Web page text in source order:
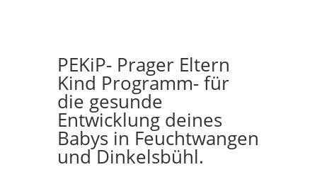
PEKiP- Prager Eltern
Kind Programm- für
die gesunde
Entwicklung deines
Babys in Feuchtwangen
und Dinkelsbühl.